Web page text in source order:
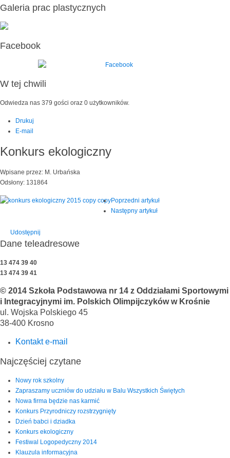
Galeria prac plastycznych
Facebook
W tej chwili
Odwiedza nas 379 gości oraz 0 użytkowników.
Drukuj
E-mail
Konkurs ekologiczny
Wpisane przez: M. Urbańska
Odsłony: 131864
Poprzedni artykuł
Następny artykuł
Udostępnij
Dane teleadresowe
13 474 39 40
13 474 39 41
© 2014 Szkoła Podstawowa nr 14 z Oddziałami Sportowymi
i Integracyjnymi im. Polskich Olimpijczyków w Krośnie
ul. Wojska Polskiego 45
38-400 Krosno
Kontakt e-mail
Najczęściej czytane
Nowy rok szkolny
Zapraszamy uczniów do udziału w Balu Wszystkich Świętych
Nowa firma będzie nas karmić
Konkurs Przyrodniczy rozstrzygnięty
Dzień babci i dziadka
Konkurs ekologiczny
Festiwal Logopedyczny 2014
Klauzula informacyjna